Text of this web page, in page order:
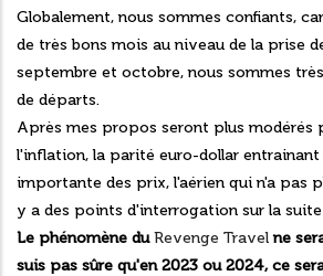
Globalement, nous sommes confiants,
de très bons mois au niveau de la prise
septembre et octobre, nous sommes
de départs.
Après mes propos seront plus modérés
l'inflation, la parité euro-dollar entrainant
importante des prix, l'aérien qui n'a pas
y a des points d'interrogation sur la
Le phénomène du Revenge Travel ne
suis pas sûre qu'en 2023 ou 2024, ce